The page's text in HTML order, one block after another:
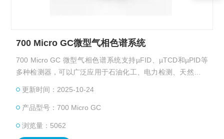
700 Micro GC微型气相色谱系统
700 Micro GC 微型气相色谱系统支持µFID、µTCD和µPID等
多种检测器，可以广泛应用于石油化工、电力检测、天然气勘
更新时间：2025-10-24
产品型号：700 Micro GC
浏览量：5062